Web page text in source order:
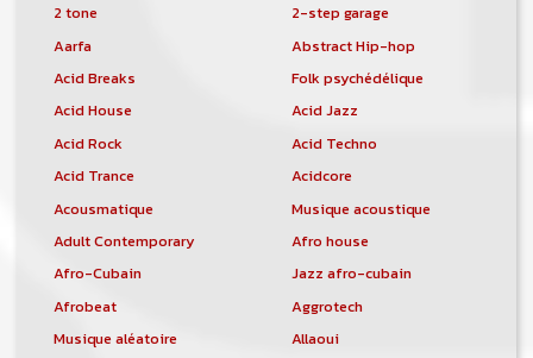
2 tone
2-step garage
Aarfa
Abstract Hip-hop
Acid Breaks
Folk psychédélique
Acid House
Acid Jazz
Acid Rock
Acid Techno
Acid Trance
Acidcore
Acousmatique
Musique acoustique
Adult Contemporary
Afro house
Afro-Cubain
Jazz afro-cubain
Afrobeat
Aggrotech
Musique aléatoire
Allaoui